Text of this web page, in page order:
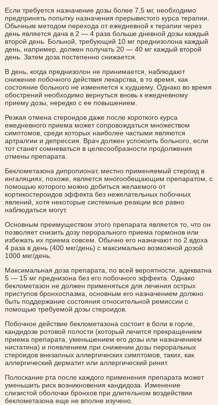
Если требуется назначение дозы более 7,5 мг, необходимо
предпринять попытку назначения прерывистого курса терапии.
Обычным методом перехода от ежедневной к терапии через
день является дача в 2 — 4 раза больше дневной дозы каждый
второй день. Больной, требующий 10 мг преднизолона каждый
день, например, должен получать 20 — 40 мг каждый второй
день. Затем доза постепенно снижается.
В день, когда преднизолон не принимается, наблюдают
снижение побочного действия лекарства, в то время, как
состояние больного не изменяется к худшему. Однако во время
обострений необходимо вернуться вновь к ежедневному
приему дозы, нередко с ее повышением.
Резкая отмена стероидов даже после короткого курса
ежедневного приема может сопровождаться множеством
симптомов, среди которых наиболее частыми являются
артралгии и депрессия. Врач должен успокоить больного, если
тот станет сомневаться в целесообразности продолжения
отмены препарата.
Беклометазона дипропионат, местно применяемый стероид в
ингаляциях, похоже, является многообещающим препаратом, с
помощью которого можно добиться желаемого от
кортикостероидов эффекта без нежелательных побочных
явлений, хотя некоторые системные реакции все равно
наблюдаться могут.
Основным преимуществом этого препарата является то, что он
позволяет снизить дозу перорального приема гормонов или
избежать их приема совсем. Обычно его назначают по 2 вдоха
4 раза в день (400 мкг/день) с максимально возможной дозой
1000 мкг/день.
Максимальная доза препарата, по всей вероятности, адекватна
5 — 15 мг преднизона без его побочного эффекта. Однако
беклометазон не должен применяться для лечения острых
приступов бронхоспазма, основным его назначением должно
быть поддержание состояния относительной ремиссии с
помощью требуемой дозы стероидов.
Побочное действие беклометазона состоит в боли в горле,
кандидозе ротовой полости (который лечится прекращением
приема препарата, уменьшением его дозы или назначением
нистатина) и появлением при снижении дозы пероральных
стероидов внезапных аллергических симптомов, таких, как
аллергический дерматит или аллергический ринит.
Полоскание рта после каждого применения препарата может
уменьшить риск возникновения кандидоза. Изменение
слизистой оболочки бронхов при длительном воздействии
беклометазона еще не вполне изучено.